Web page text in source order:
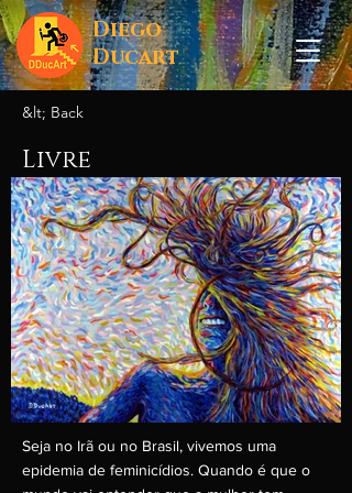
Diego
Ducart
&lt; Back
Livre
Seja no Irã ou no Brasil, vivemos uma
epidemia de feminicídios. Quando é que o